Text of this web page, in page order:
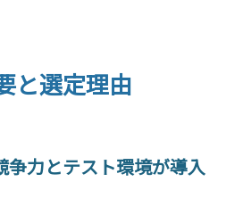
と選定理由
争力とテスト環境が導入